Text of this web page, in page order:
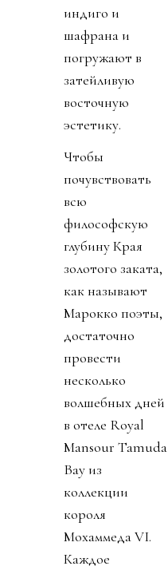
индиго и
шафрана и
погружают в
затейливую
восточную
эстетику.
Чтобы
почувствовать
всю
философскую
глубину Края
золотого заката,
как называют
Марокко поэты,
достаточно
провести
несколько
волшебных дней
в отеле Royal
Mansour Tamuda
Bay из
коллекции
короля
Мохаммеда VI.
Каждое